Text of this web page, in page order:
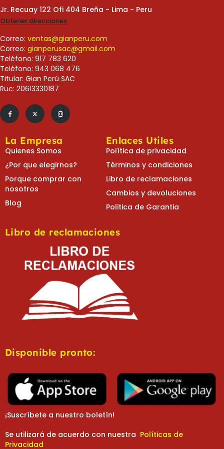
Jr. Recuay 122 Ofi 404 Breña - Lima - Peru
Obtener direcciones
Correo: ventas@gianperu.com
Correo: gianperusac@gmail.com
Teléfono: 917 783 620
Teléfono: 943 068 476
Titular: Gian Perú SAC
Ruc: 20613330187
La Empresa
Quienes Somos
¿Por que elegirnos?
Porque comprar con
nosotros
Blog
Enlaces Utiles
Política de privacidad
Términos y condiciones
Libro de reclamaciones
Cambios y devoluciones
Politica de Garantia
Libro de reclamaciones
Disponible pronto:
¡Suscríbete a nuestro boletín!
Se utilizará de acuerdo con nuestra Políticas de
Privacidad